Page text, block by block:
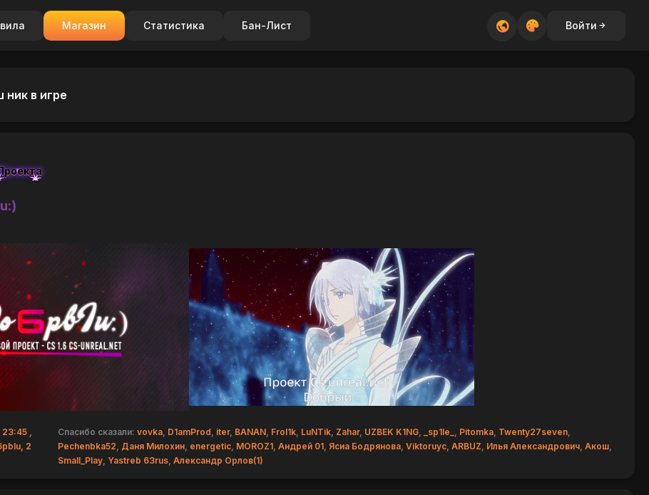
Магазин Статистика Бан-Лист Войти
ник в игре
,
2
Спасибо сказали: vovka, D1amProd iter, BANAN, Frol1k, LuNTik, Zahar, UZBEK K1NG, _sp1le_ Pitomka, Twenty27seven,
Pechenbka52 Даня Милохин, energetic, MOROZ1, Андрей 01, Ясиа Бодрянова, Viktoruyc, ARBUZ Илья Александрович, Акош,
Small_Play, Yastreb 63rus, Александр Орлов(1)